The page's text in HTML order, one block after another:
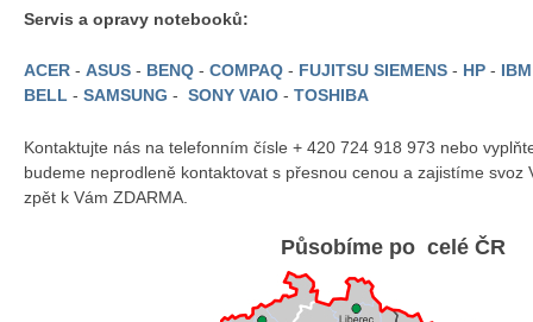
Servis a opravy notebooků:
ACER - ASUS - BENQ - COMPAQ - FUJITSU SIEMENS - HP -
BELL - SAMSUNG - SONY VAIO - TOSHIBA
Kontaktujte nás na telefonním čísle + 420 724 918 973 nebo
budeme neprodleně kontaktovat s přesnou cenou a zajistíme svoz
zpět k Vám ZDARMA.
Působíme po celé ČR